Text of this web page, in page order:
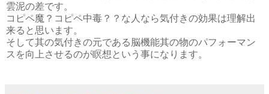
雲泥の差です。
コピペ魔？コピペ中毒？？な人なら気付きの効果は理解出
来ると思います。
そして其の気付きの元である脳機能其の物のパフォーマン
スを向上させるのが瞑想という事になります。